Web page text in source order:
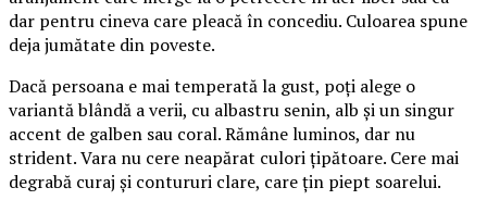
dar pentru cineva care pleacă în concediu. Culoarea spune
deja jumătate din poveste.
Dacă persoana e mai temperată la gust, poți alege o
variantă blândă a verii, cu albastru senin, alb și un singur
accent de galben sau coral. Rămâne luminos, dar nu
strident. Vara nu cere neapărat culori țipătoare. Cere mai
degrabă curaj și contururi clare, care țin piept soarelui.